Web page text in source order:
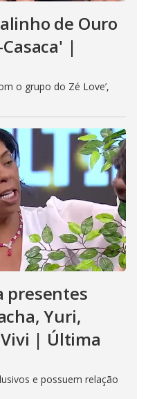
de Ouro
|
o grupo do Zé Love’,
presentes
Yuri,
Vivi | Última
e possuem relação